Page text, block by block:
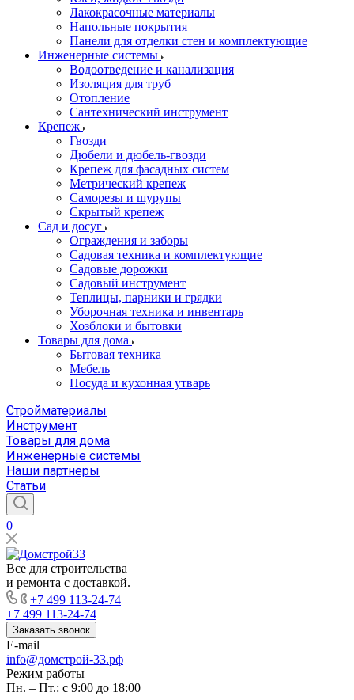
Лакокрасочные материалы
Напольные покрытия
Панели для отделки стен и комплектующие
Инженерные системы
Водоотведение и канализация
Изоляция для труб
Отопление
Сантехнический инструмент
Крепеж
Гвозди
Дюбели и дюбель-гвозди
Крепеж для фасадных систем
Метрический крепеж
Саморезы и шурупы
Скрытый крепеж
Сад и досуг
Ограждения и заборы
Садовая техника и комплектующие
Садовые дорожки
Садовый инструмент
Теплицы, парники и грядки
Уборочная техника и инвентарь
Хозблоки и бытовки
Товары для дома
Бытовая техника
Мебель
Посуда и кухонная утварь
Стройматериалы
Инструмент
Товары для дома
Инженерные системы
Наши партнеры
Статьи
0
Все для строительства
и ремонта с доставкой.
+7 499 113-24-74
+7 499 113-24-74
Заказать звонок
E-mail
info@домстрой-33.рф
Режим работы
Пн. – Пт.: с 9:00 до 18:00